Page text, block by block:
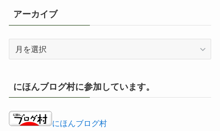
アーカイブ
ブ
にほんブログ村に参加しています。
にほんブログ村